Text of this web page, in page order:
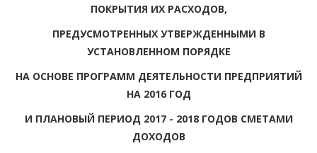
ПОКРЫТИЯ ИХ РАСХОДОВ,
ПРЕДУСМОТРЕННЫХ УТВЕРЖДЕННЫМИ В
УСТАНОВЛЕННОМ ПОРЯДКЕ
НА ОСНОВЕ ПРОГРАММ ДЕЯТЕЛЬНОСТИ ПРЕДПРИЯТИЙ
НА 2016 ГОД
И ПЛАНОВЫЙ ПЕРИОД 2017 - 2018 ГОДОВ СМЕТАМИ
ДОХОДОВ